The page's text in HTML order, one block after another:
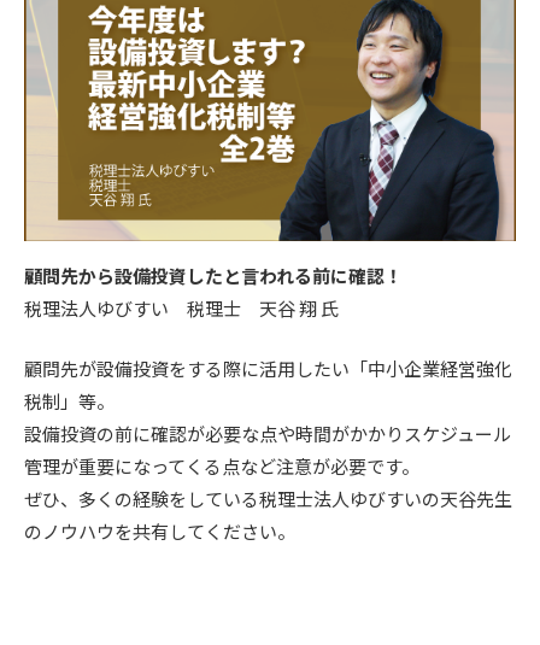
顧問先から設備投資したと言われる前に確認！
税理法人ゆびすい 税理士 天谷 翔 氏
顧問先が設備投資をする際に活用したい「中小企業経営強化
税制」等。
設備投資の前に確認が必要な点や時間がかかりスケジュール
管理が重要になってくる点など注意が必要です。
ぜひ、多くの経験をしている税理士法人ゆびすいの天谷先生
のノウハウを共有してください。